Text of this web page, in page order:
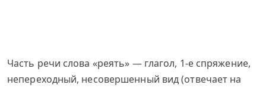
Часть речи слова «реять» — глагол, 1-е спряжение,
непереходный, несовершенный вид (отвечает на